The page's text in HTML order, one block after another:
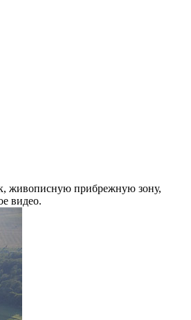
живописную прибрежную зону,
видео.